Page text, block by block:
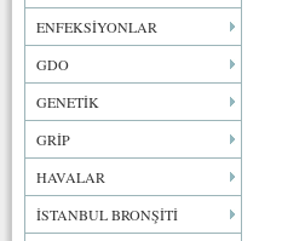
ENFEKSİYONLAR
GDO
GENETİK
GRİP
HAVALAR
İSTANBUL BRONŞİTİ